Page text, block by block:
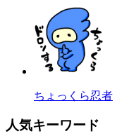
ちょっくら忍者
人気キーワード